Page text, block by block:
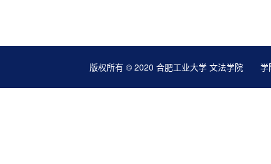
版权所有 © 2020 合肥工业大学 文法学院